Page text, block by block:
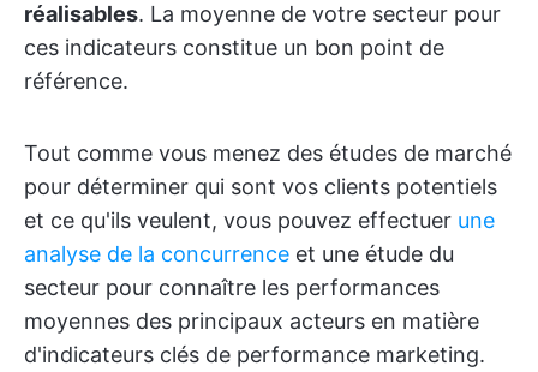
réalisables. La moyenne de votre secteur pour
ces indicateurs constitue un bon point de
référence.
Tout comme vous menez des études de marché
pour déterminer qui sont vos clients potentiels
et ce qu'ils veulent, vous pouvez effectuer une
analyse de la concurrence et une étude du
secteur pour connaître les performances
moyennes des principaux acteurs en matière
d'indicateurs clés de performance marketing.